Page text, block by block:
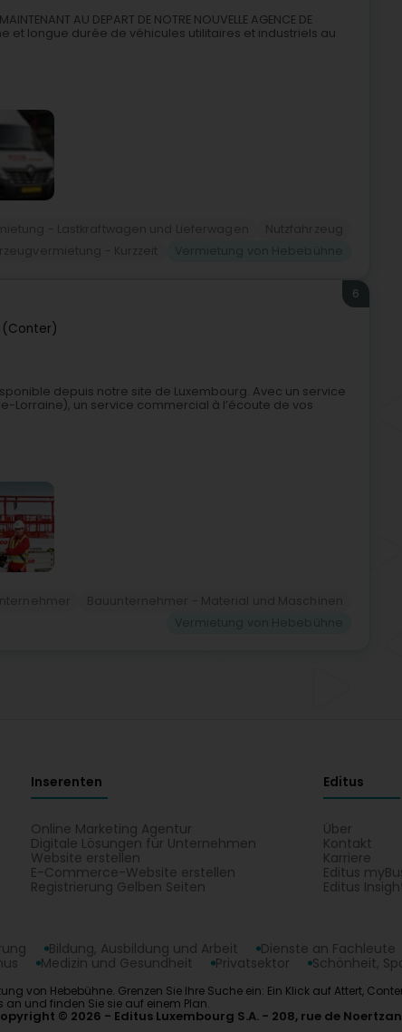
AU DEPART DE NOTRE NOUVELLE AGENCE DE
et longue durée de véhicules utilitaires et industriels au
6
depuis notre site de Luxembourg. Avec un service
Lorraine), un service commercial à l’écoute de vos
Inserenten
Online Marketing Agentur
Digitale Lösungen für Unternehmen
Website erstellen
E-Commerce-Website erstellen
Registrierung Gelben Seiten
Editus
Über
Kontakt
Karriere
Editus
Editus
Bildung, Ausbildung und Arbeit Dienste an Fachleute
Medizin und Gesundheit Privatsektor
Schönheit,
von Hebebühne. Grenzen Sie Ihre Suche ein: Ein Klick auf Attert,
an und finden Sie sie auf einem Plan.
© 2026 Editus Luxembourg S.A. 208, rue de